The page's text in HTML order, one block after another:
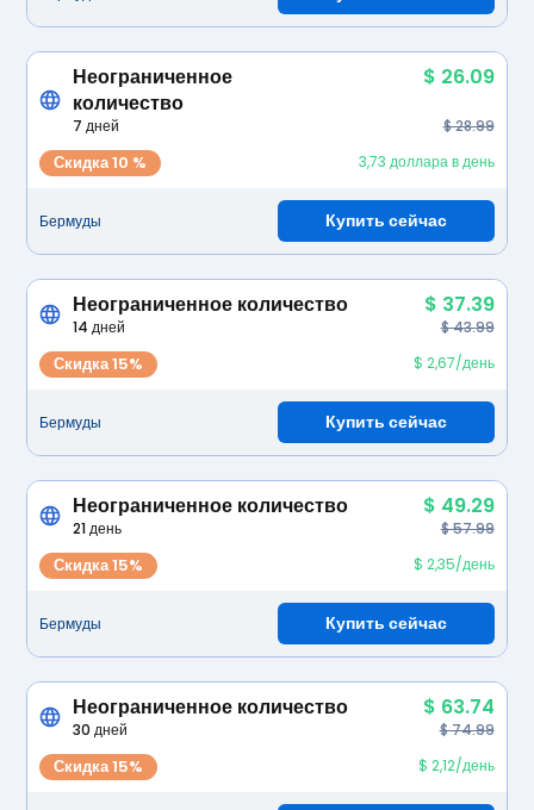
Неограниченное
количество
$ 26.09
7 дней $ 28.99
Скидка 10 % 3,73 доллара в день
Бермуды Купить сейчас
Неограниченное количество $ 37.39
14 дней $ 43.99
Скидка 15% $ 2,67/день
Бермуды Купить сейчас
Неограниченное количество $ 49.29
21 день $ 57.99
Скидка 15% $ 2,35/день
Бермуды Купить сейчас
Неограниченное количество $ 63.74
30 дней $ 74.99
Скидка 15% $ 2,12/день